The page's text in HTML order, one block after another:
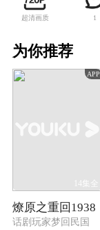
超清画质 1
为你推荐
APP
14集全
燎原之重回1938
话剧玩家梦回民国